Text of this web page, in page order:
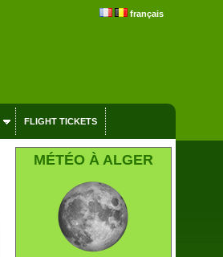
français
FLIGHT TICKETS
MÉTÉO À ALGER